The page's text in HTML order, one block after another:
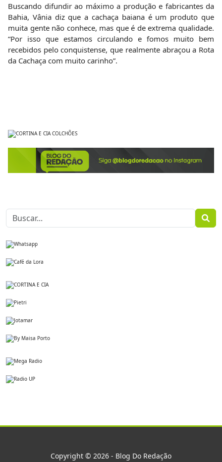
Buscando difundir ao máximo a produção e fabricantes da
Bahia, Vânia diz que a cachaça baiana é um produto que
muita gente não conhece, mas que é de extrema qualidade.
“Por isso que estamos circulando e fomos muito bem
recebidos pelo conquistense, que realmente abraçou a Rota
da Cachaça com muito carinho”.
Copyright © 2026 - Blog Do Redação